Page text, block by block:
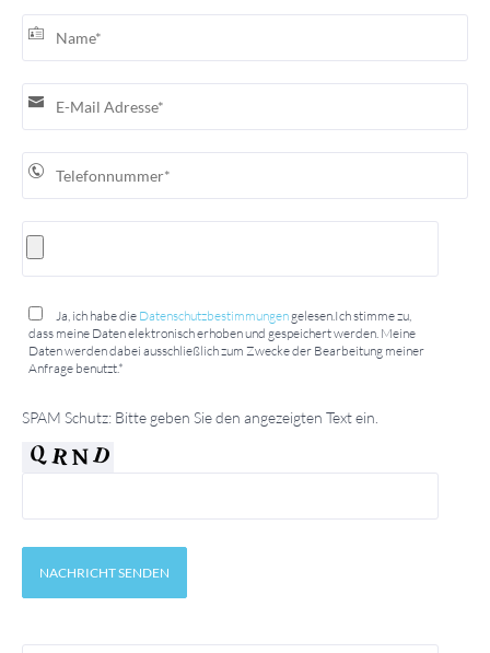
Ja, ich habe die Datenschutzbestimmungen gelesen.Ich stimme zu,
dass meine Daten elektronisch erhoben und gespeichert werden. Meine
Daten werden dabei ausschließlich zum Zwecke der Bearbeitung meiner
Anfrage benutzt.*
SPAM Schutz: Bitte geben Sie den angezeigten Text ein.